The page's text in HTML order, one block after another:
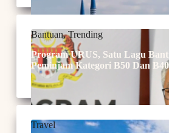
Bantuan,Trending
Program URUS, Satu Lagu
Peminjam Kategori B50 Dan B40
Travel